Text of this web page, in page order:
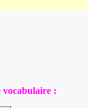
vocabulaire :